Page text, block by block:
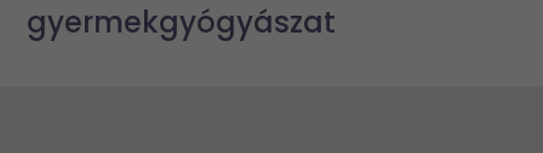
gyermekgyógyászat